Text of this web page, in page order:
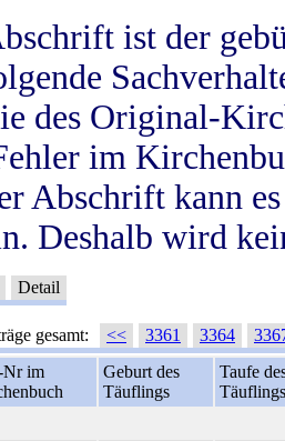
ist der
des Original-
im
Abschrift kann
Deshalb wird
Detail
gesamt: << 3361 3364
im
Geburt des
Täuflings
Taufe
Täuflings